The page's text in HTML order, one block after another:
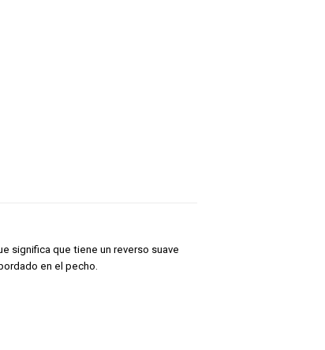
significa que tiene un reverso suave
en el pecho.